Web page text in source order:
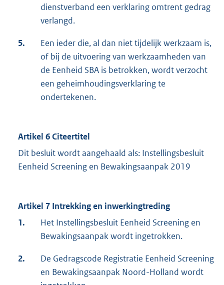
dienstverband een verklaring omtrent gedrag
verlangd.
5.
Een ieder die, al dan niet tijdelijk werkzaam is,
of bij de uitvoering van werkzaamheden van
de Eenheid SBA is betrokken, wordt verzocht
een geheimhoudingsverklaring te
ondertekenen.
Artikel 6 Citeertitel
Dit besluit wordt aangehaald als: Instellingsbesluit
Eenheid Screening en Bewakingsaanpak 2019
Artikel 7 Intrekking en inwerkingtreding
1.
Het Instellingsbesluit Eenheid Screening en
Bewakingsaanpak wordt ingetrokken.
2.
De Gedragscode Registratie Eenheid Screening
en Bewakingsaanpak Noord-Holland wordt